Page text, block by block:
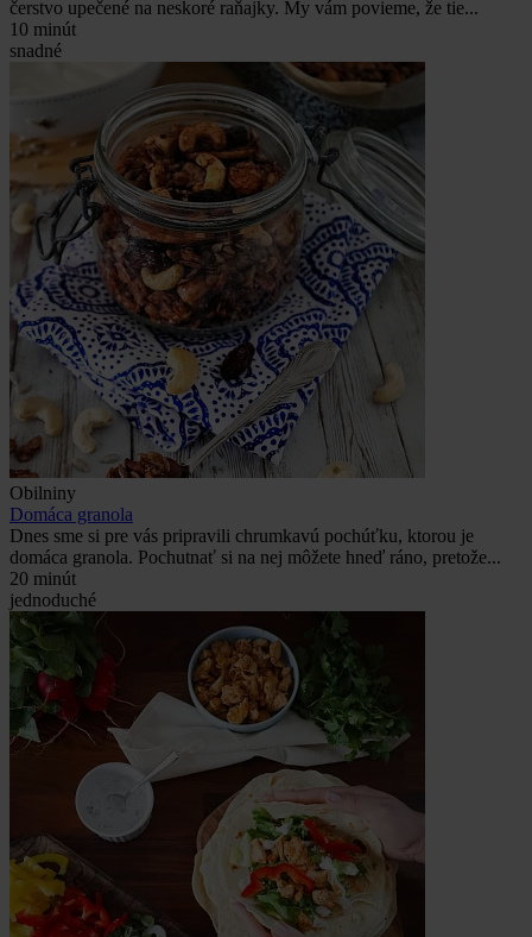
čerstvo upečené na neskoré raňajky. My vám povieme, že tie...
10 minút
snadné
Obilniny
Domáca granola
Dnes sme si pre vás pripravili chrumkavú pochúťku, ktorou je
domáca granola. Pochutnať si na nej môžete hneď ráno, pretože...
20 minút
jednoduché